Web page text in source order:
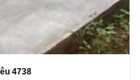
4738